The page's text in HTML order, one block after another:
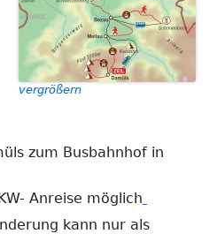
vergrößern
zum Busbahnhof in
Anreise möglich
kann nur als